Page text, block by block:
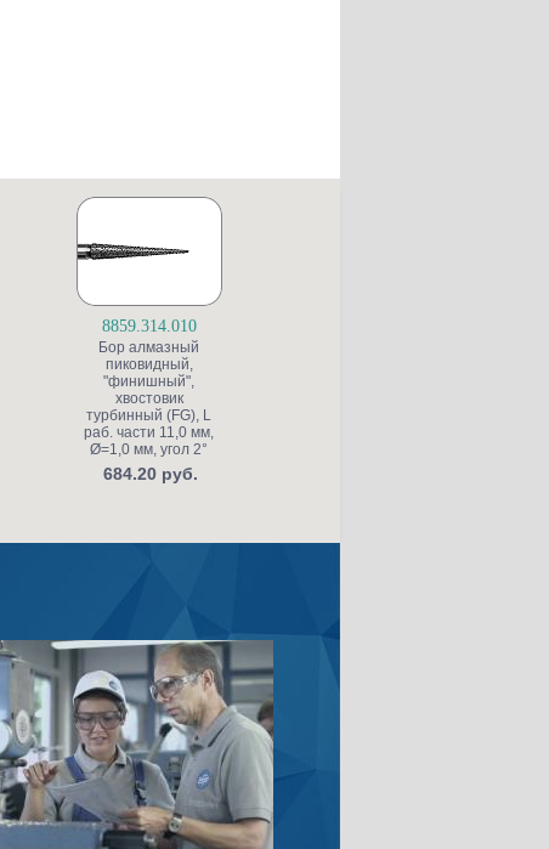
8859.314.010
Бор алмазный
пиковидный,
"финишный",
хвостовик
турбинный (FG), L
раб. части 11,0 мм,
Ø=1,0 мм, угол 2°
684.20 руб.